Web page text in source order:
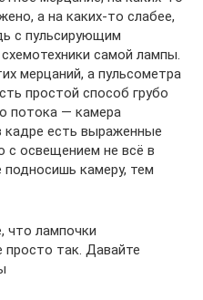
а на каких-то слабее,
с пульсирующим
самой лампы.
мерцаний, а пульсометра
простой способ грубо
потока — камера
кадре есть выраженные
с освещением не всё в
камеру, тем
что лампочки
просто так. Давайте